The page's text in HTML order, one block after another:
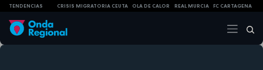
TENDENCIAS CRISIS MIGRATORIA CEUTA OLA DE CALOR REAL MURCIA FC CARTAGENA